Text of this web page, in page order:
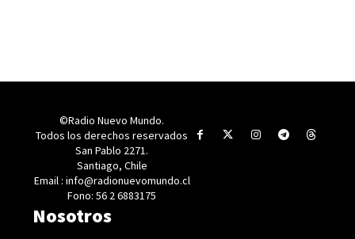
©Radio Nuevo Mundo.
Todos los derechos reservados
San Pablo 2271.
Santiago, Chile
Email : info@radionuevomundo.cl
Fono: 56 2 6883175
Nosotros